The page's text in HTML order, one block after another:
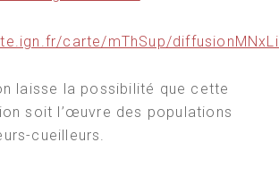
carte/mThSup/
laisse la possibilité que cette
soit l’œuvre des populations
cueilleurs.